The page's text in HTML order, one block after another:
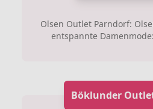
Olsen Outlet Parndorf:
entspannte
Böklunder